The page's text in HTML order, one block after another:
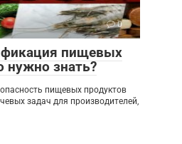
0
пищевых
нужно знать?
пищевых продуктов
задач для производителей,